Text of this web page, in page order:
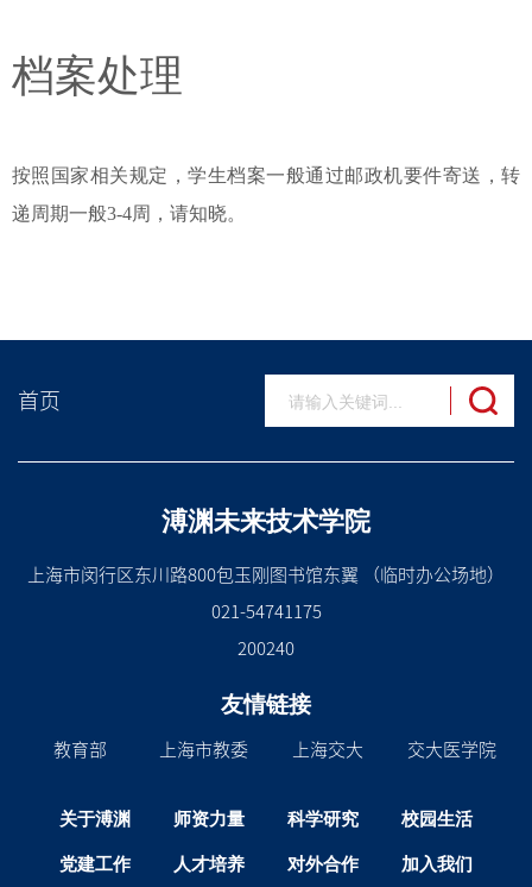
档案处理
按照国家相关规定，学生档案一般通过邮政机要件寄送，转
递周期一般3-4周，请知晓。
首页
溥渊未来技术学院
上海市闵行区东川路800包玉刚图书馆东翼 （临时办公场地）
021-54741175
200240
友情链接
教育部 上海市教委 上海交大 交大医学院
关于溥渊 师资力量 科学研究 校园生活
党建工作 人才培养 对外合作 加入我们